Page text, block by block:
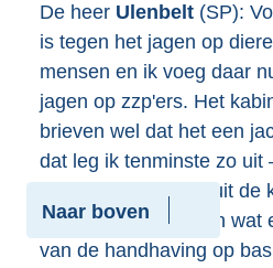
De heer Ulenbelt (SP):
is tegen het jagen op
mensen en ik voeg daar
jagen op zzp'ers. Het
brieven wel dat het een
dat leg ik tenminste zo uit
jachtvergunning nu uit
om te rechtvaardigen wat
van de handhaving op
Naar boven